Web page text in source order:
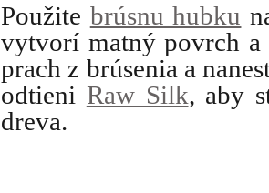
Použite brúsnu hubku
vytvorí matný povrch
prach z brúsenia a
odtieni Raw Silk, aby
dreva.